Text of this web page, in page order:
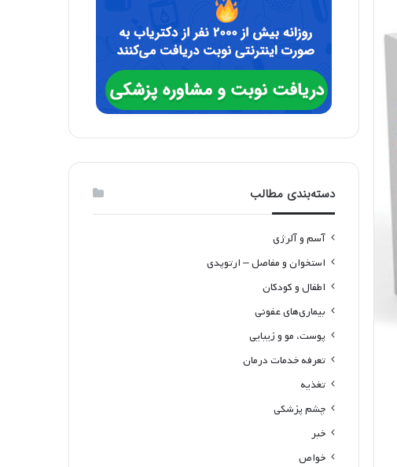
دسته‌بندی مطالب
آسم و آلرژی
استخوان و مفاصل – ارتوپدی
اطفال و کودکان
بیماری‌های عفونی
پوست، مو و زیبایی
تعرفه خدمات درمان
تغذیه
چشم پزشکی
خبر
خواص